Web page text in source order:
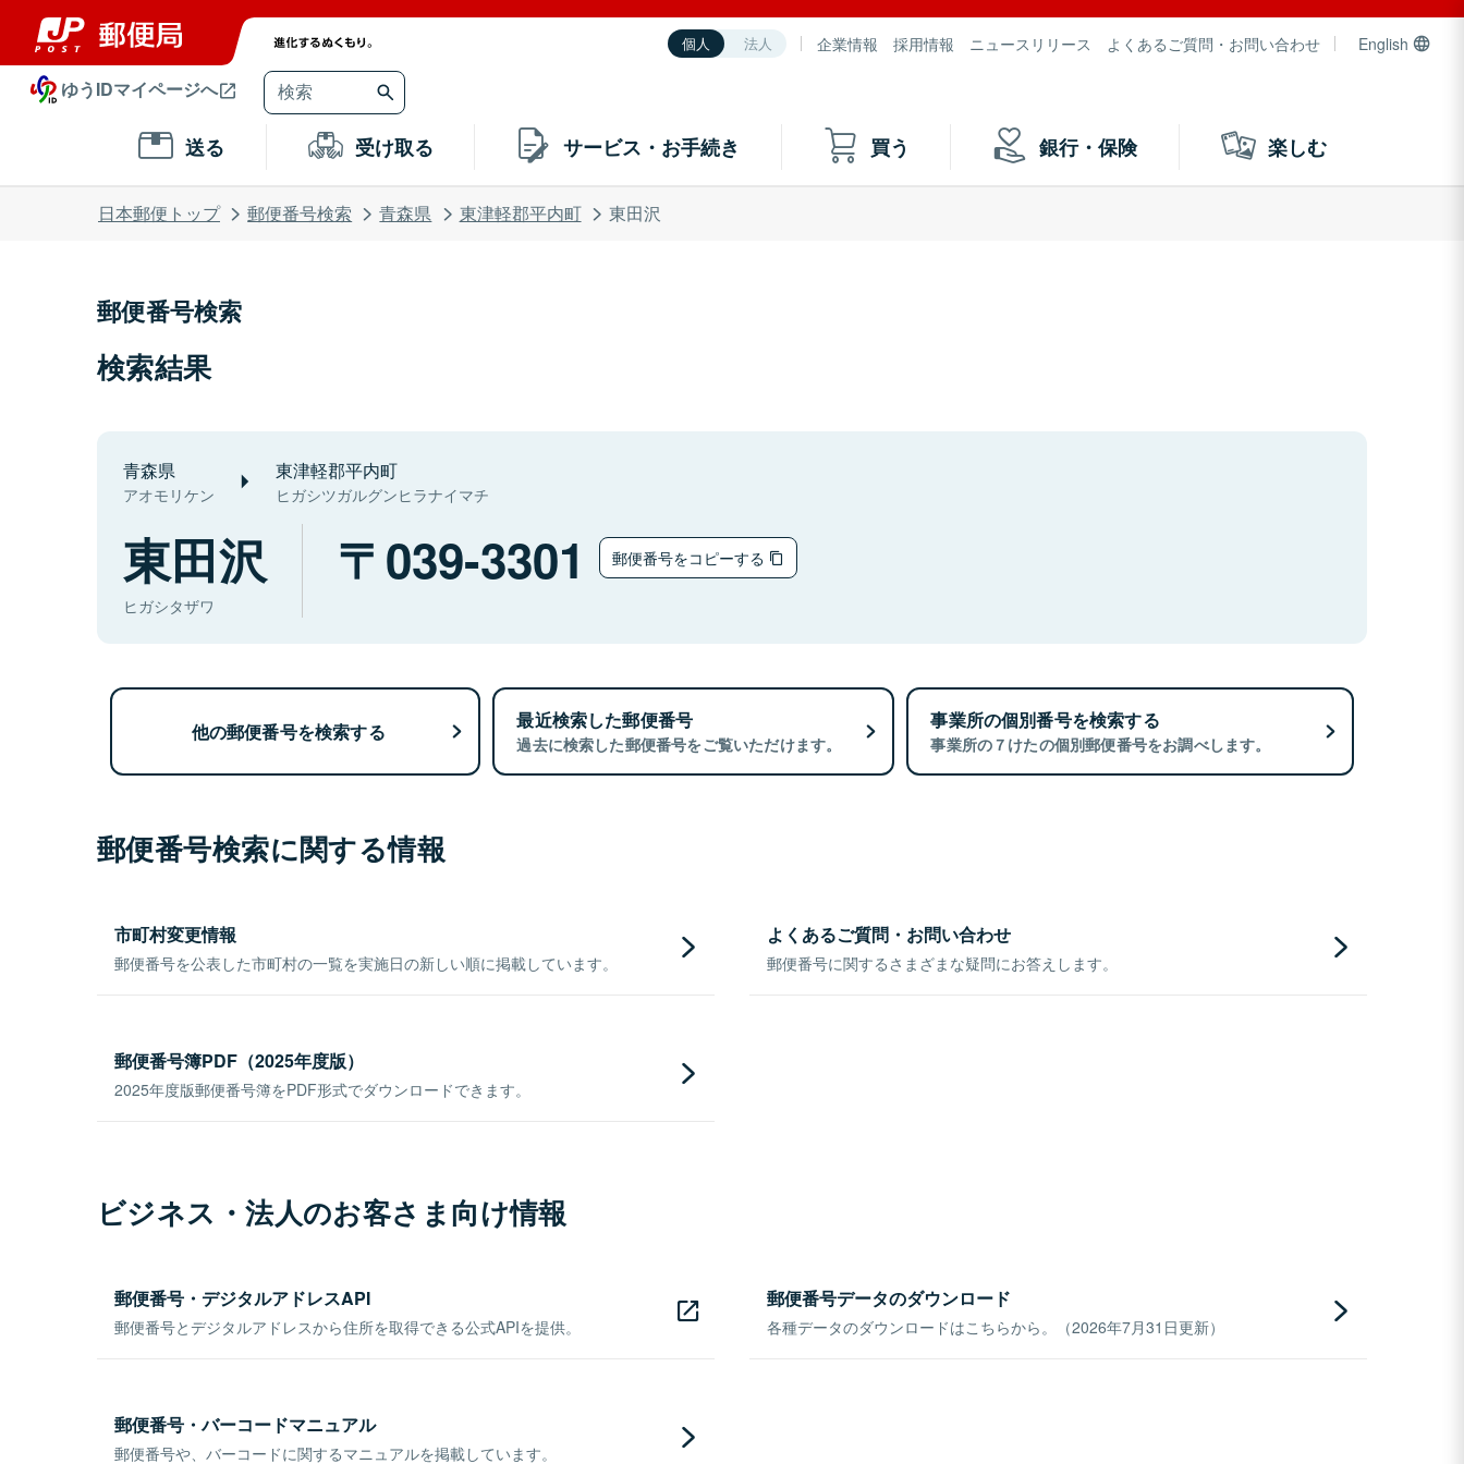
個人 法人 企業情報 採用情報 ニュースリリース よくあるご質問・お問い合わせ English
ゆうIDマイページへ
送る 受け取る サービス・お手続き 買う 銀行・保険 楽しむ
日本郵便トップ 郵便番号検索 青森県 東津軽郡平内町 東田沢
郵便番号検索
検索結果
青森県
アオモリケン
東津軽郡平内町
ヒガシツガルグンヒラナイマチ
東田沢
ヒガシタザワ
039-3301 郵便番号をコピーする
他の郵便番号を検索する 最近検索した郵便番号
過去に検索した郵便番号をご覧いただけます。
事業所の個別番号を検索する
事業所の７けたの個別郵便番号をお調べします。
郵便番号検索に関する情報
市町村変更情報
郵便番号を公表した市町村の一覧を実施日の新しい順に掲載しています。
よくあるご質問・お問い合わせ
郵便番号に関するさまざまな疑問にお答えします。
郵便番号簿PDF（2025年度版）
2025年度版郵便番号簿をPDF形式でダウンロードできます。
ビジネス・法人のお客さま向け情報
郵便番号・デジタルアドレスAPI
郵便番号とデジタルアドレスから住所を取得できる公式APIを提供。
郵便番号データのダウンロード
各種データのダウンロードはこちらから。（2026年7月31日更新）
郵便番号・バーコードマニュアル
郵便番号や、バーコードに関するマニュアルを掲載しています。